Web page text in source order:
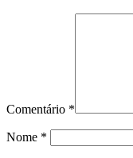
Comentário *
Nome *